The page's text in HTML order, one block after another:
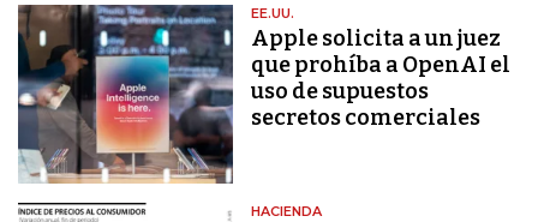
EE.UU.
Apple solicita a un juez
que prohíba a OpenAI el
uso de supuestos
secretos comerciales
HACIENDA